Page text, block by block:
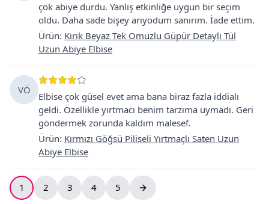
çok abiye durdu. Yanlış etkinliğe uygun bir seçim
oldu. Daha sade bişey arıyodum sanırım. İade ettim.
Ürün: Kırık Beyaz Tek Omuzlu Güpür Detaylı Tül
Uzun Abiye Elbise
VÖ
Elbise çok güsel evet ama bana biraz fazla iddialı
geldi. Özellikle yırtmacı benim tarzıma uymadı. Geri
göndermek zorunda kaldım malesef.
Ürün: Kırmızı Göğsü Piliseli Yırtmaçlı Saten Uzun
Abiye Elbise
1 2 3 4 5